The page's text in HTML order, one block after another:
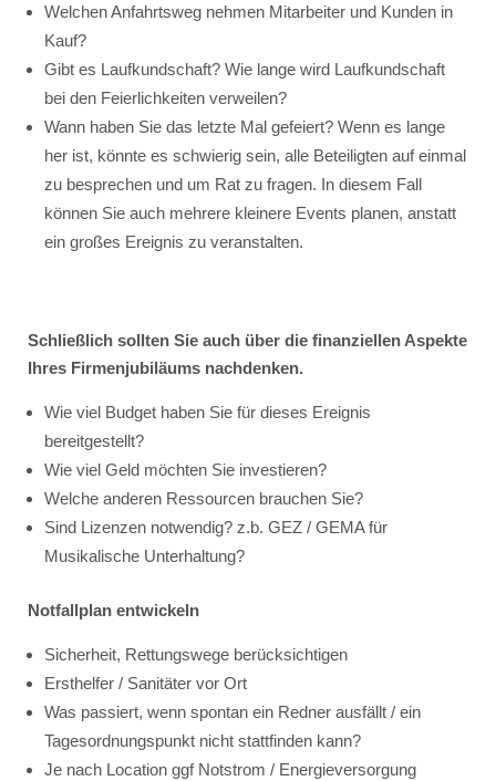
Welchen Anfahrtsweg nehmen Mitarbeiter und Kunden in
Kauf?
Gibt es Laufkundschaft? Wie lange wird Laufkundschaft
bei den Feierlichkeiten verweilen?
Wann haben Sie das letzte Mal gefeiert? Wenn es lange
her ist, könnte es schwierig sein, alle Beteiligten auf einmal
zu besprechen und um Rat zu fragen. In diesem Fall
können Sie auch mehrere kleinere Events planen, anstatt
ein großes Ereignis zu veranstalten.
Schließlich sollten Sie auch über die finanziellen Aspekte
Ihres Firmenjubiläums nachdenken.
Wie viel Budget haben Sie für dieses Ereignis
bereitgestellt?
Wie viel Geld möchten Sie investieren?
Welche anderen Ressourcen brauchen Sie?
Sind Lizenzen notwendig? z.b. GEZ / GEMA für
Musikalische Unterhaltung?
Notfallplan entwickeln
Sicherheit, Rettungswege berücksichtigen
Ersthelfer / Sanitäter vor Ort
Was passiert, wenn spontan ein Redner ausfällt / ein
Tagesordnungspunkt nicht stattfinden kann?
Je nach Location ggf Notstrom / Energieversorgung